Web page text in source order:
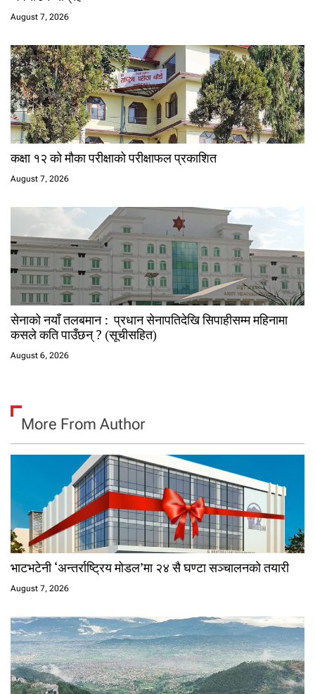
August 7, 2026
कक्षा १२ को मौका परीक्षाको परीक्षाफल प्रकाशित
August 7, 2026
सेनाको नयाँ तलबमान : प्रधान सेनापतिदेखि सिपाहीसम्म महिनामा
कसले कति पाउँछन् ? (सूचीसहित)
August 6, 2026
More From Author
भाटभटेनी ‘अन्तर्राष्ट्रिय मोडल’मा २४ सै घण्टा सञ्चालनको तयारी
August 7, 2026